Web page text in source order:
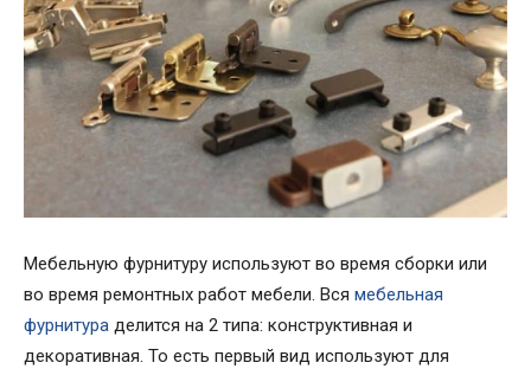
Мебельную фурнитуру используют во время сборки или
во время ремонтных работ мебели. Вся мебельная
фурнитура делится на 2 типа: конструктивная и
декоративная. То есть первый вид используют для